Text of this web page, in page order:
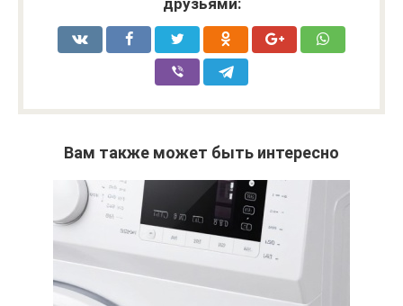
Вам также может быть интересно